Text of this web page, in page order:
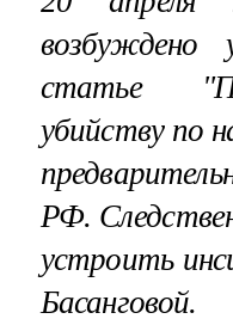
возбуждено
статье
убийству по
РФ.
устроить